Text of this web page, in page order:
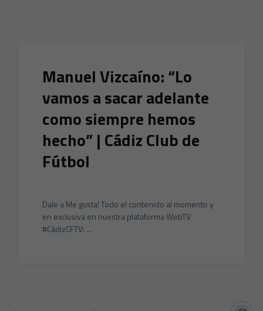
Manuel Vizcaíno: “Lo
vamos a sacar adelante
como siempre hemos
hecho” | Cádiz Club de
Fútbol
Dale a Me gusta! Todo el contenido al momento y
en exclusiva en nuestra plataforma WebTV
#CádizCFTV: ...